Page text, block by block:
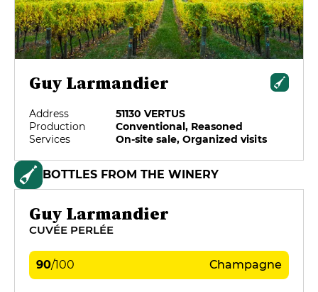
Guy Larmandier
Address
51130 VERTUS
Production
Conventional, Reasoned
Services
On-site sale, Organized visits
BOTTLES FROM THE WINERY
Guy Larmandier
CUVÉE PERLÉE
90/100 Champagne